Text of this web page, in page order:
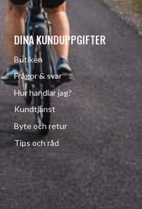
DINA KUNDUPPGIFTER
Butiken
Frågor & svar
Hur handlar jag?
Kundtjänst
Byte och retur
Tips och råd